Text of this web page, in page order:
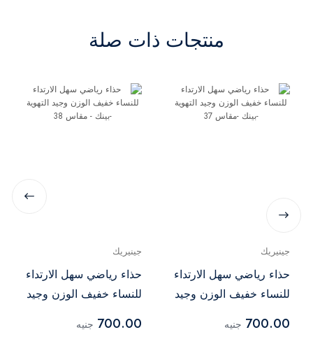
منتجات ذات صلة
جينيريك
حذاء رياضي سهل الارتداء
للنساء خفيف الوزن وجيد
700.00 جنيه
جينيريك
حذاء رياضي سهل الارتداء
للنساء خفيف الوزن وجيد
700.00 جنيه